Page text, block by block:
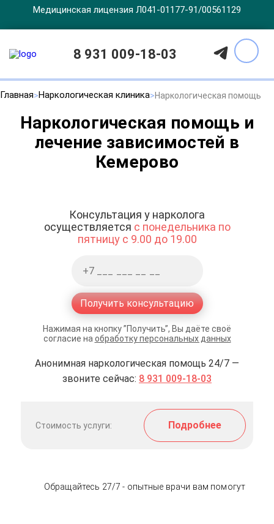
Медицинская лицензия Л041-01177-91/00561129
8 931 009-18-03
Главная Наркологическая клиника Наркологическая помощь
Наркологическая помощь и
лечение зависимостей в
Кемерово
Консультация у нарколога
осуществляется с понедельника по
пятницу с 9.00 до 19.00
Получить консультацию
Нажимая на кнопку ”Получить”, Вы даёте своё
согласие на обработку персональных данных
Анонимная наркологическая помощь 24/7 —
звоните сейчас: 8 931 009-18-03
Стоимость услуги: Подробнее
Обращайтесь 27/7 - опытные врачи вам помогут